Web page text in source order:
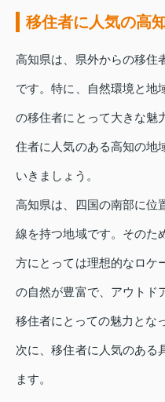
移住者に人気の高
高知県は、県外からの移住
です。特に、自然環境と地
の移住者にとって大きな魅
住者に人気のある高知の地
いきましょう。
高知県は、四国の南部に位
線を持つ地域です。そのた
方にとっては理想的なロケ
の自然が豊富で、アウトド
移住者にとっての魅力とな
次に、移住者に人気のある
ます。